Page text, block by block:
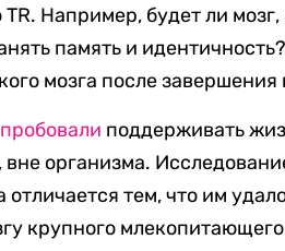
TR. Например, будет ли
память и
мозга после
пробовали поддерживать
вне организма.
отличается тем, что им
крупного